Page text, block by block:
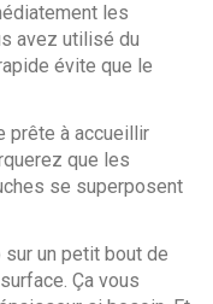
les
avez utilisé du
évite que le
prête à accueillir
que les
se superposent
un petit bout de
Ça vous